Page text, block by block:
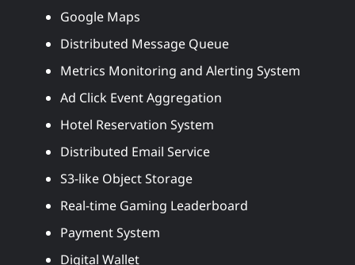
Google Maps
Distributed Message Queue
Metrics Monitoring and Alerting System
Ad Click Event Aggregation
Hotel Reservation System
Distributed Email Service
S3-like Object Storage
Real-time Gaming Leaderboard
Payment System
Digital Wallet